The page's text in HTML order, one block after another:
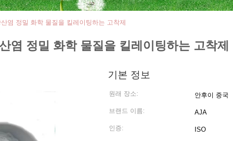
염 정밀 화학 물질을 킬레이팅하는 고착제
염 정밀 화학 물질을 킬레이팅하는 고착제
기본 정보
원래 장소: 안후이 중국
브랜드 이름: AJA
인증: ISO